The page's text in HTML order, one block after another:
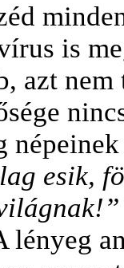
is
azt
esik,
lényeg